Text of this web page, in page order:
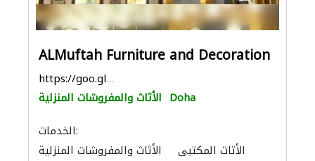
ALMuftah Furniture and Decoration
https://goo.gl/maps/hMRVR9TMLLV4gRY56
الأثاث والمفروشات المنزلية Doha
الخدمات:
الأثاث والمفروشات المنزلية
الأثاث المكتبي